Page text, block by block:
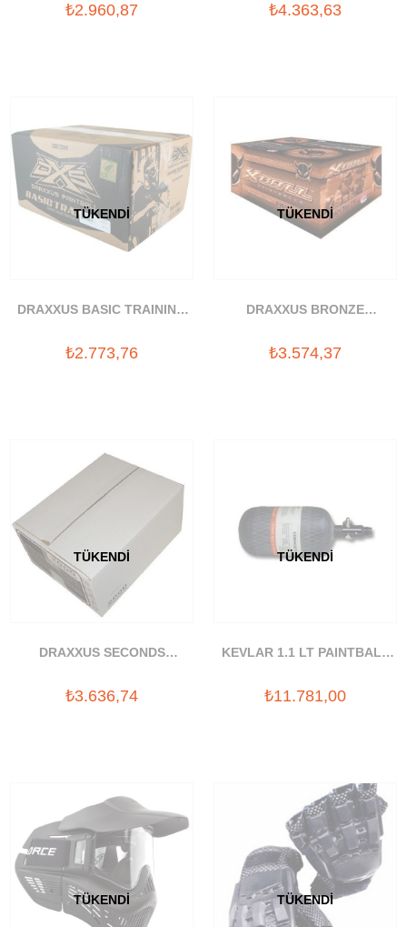
₺2.960,87 ₺4.363,63
TÜKENDI
DRAXXUS BASIC TRAINING
₺2.773,76
TÜKENDI
DRAXXUS BRONZE
₺3.574,37
TÜKENDI
DRAXXUS SECONDS
₺3.636,74
TÜKENDI
KEVLAR 1.1 LT PAINTBALL
₺11.781,00
TÜKENDI TÜKENDI